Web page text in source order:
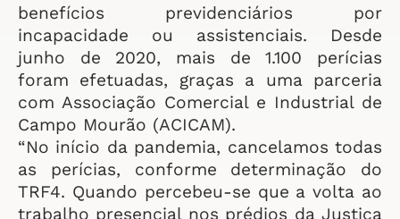
benefícios previdenciários por
incapacidade ou assistenciais. Desde
junho de 2020, mais de 1.100 perícias
foram efetuadas, graças a uma parceria
com Associação Comercial e Industrial de
Campo Mourão (ACICAM).
“No início da pandemia, cancelamos todas
as perícias, conforme determinação do
TRF4. Quando percebeu-se que a volta ao
trabalho presencial nos prédios da Justiça